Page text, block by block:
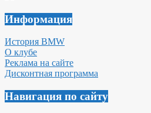
Информация
История BMW
О клубе
Реклама на сайте
Дисконтная программа
Навигация по сайту